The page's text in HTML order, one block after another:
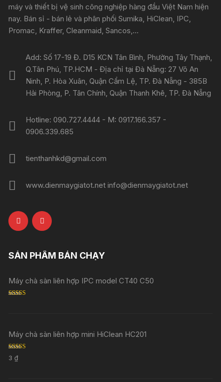
máy và thiết bị vệ sinh công nghiệp hàng đầu Việt Nam hiện
nay. Bán sỉ - bán lẻ và phân phối Sumika, HiClean, IPC,
Promac, Kraffer, Cleanmaid, Sancos,...
Add: Số 17-19 Đ. D15 KCN Tân Bình, Phường Tây Thạnh,
Q.Tân Phú, TP.HCM - Địa chỉ tại Đà Nẵng: 27 Võ An
Ninh, P. Hòa Xuân, Quận Cẩm Lệ, TP. Đà Nẵng - 385B
Hải Phòng, P. Tân Chính, Quận Thanh Khê, TP. Đà Nẵng
Hotline: 090.727.4444 - M: 0917.166.357 -
0906.339.685
tienthanhkd@gmail.com
www.dienmaygiatot.net info@dienmaygiatot.net
SẢN PHẨM BÁN CHẠY
Máy chà sàn liên hợp IPC model CT40 C50
Máy chà sàn liên hợp mini HiClean HC201
Rated
out of 5
3₫